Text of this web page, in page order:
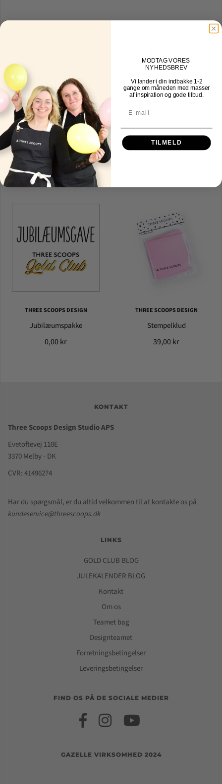
THREE SCOOPS DESIGN
Surprisepakke
0,00 kr
Adventskalenderpakke
THREE SCOOPS DESIGN
Jubilæumspakke
0,00 kr
THREE SCOOPS DESIGN
Stempelklud
39,00 kr
KONTAKT
Three Scoops Design Studio APS
Evetoftevej 110E
3370 Melby - DK
CVR: 41496274
Har du spørgsmål, er du altid velkommen til at kontakte os på
kundeservice@threescoops.dk
LINKS
GOLD CLUB BLOG
JULEKALENDER BLOG
Kontakt
Om os
Teamet bag
Designteamet
Forretningsbetingelser
Leveringsbetingelser
FIND OS PÅ DE SOCIALE MEDIER
GAZELLE VIRKSOMHED 2024
MODTAG VORES
NYHEDSBREV
Vi lander i din indbakke 1-2
gange om måneden med masser
af inspiration og gode tilbud.
TILMELD